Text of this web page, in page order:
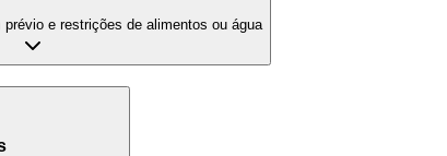
e restrições de alimentos ou água